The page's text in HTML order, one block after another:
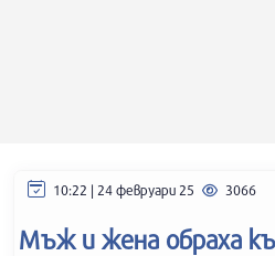
10:22 | 24 февруари 25 3066
Мъж и жена обраха